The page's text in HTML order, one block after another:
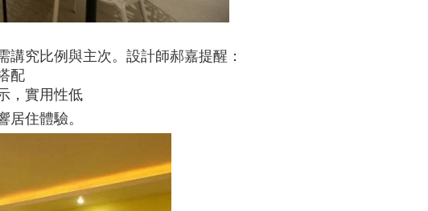
究比例與主次。設計師郝嘉提醒：
配
，實用性低
居住體驗。